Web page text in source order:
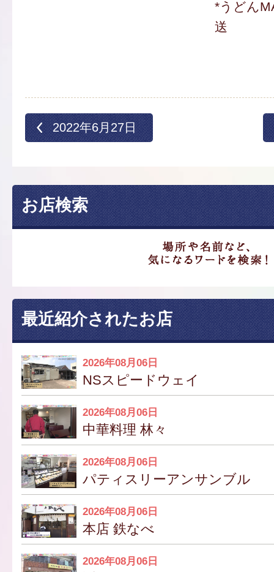
*うどん
送
2022年6月27日
お店検索
最近紹介されたお店
2026年08月06日
NSスピードウェイ
2026年08月06日
中華料理 林々
2026年08月06日
パティスリーアンサンブル
2026年08月06日
本店 鉄なべ
2026年08月06日